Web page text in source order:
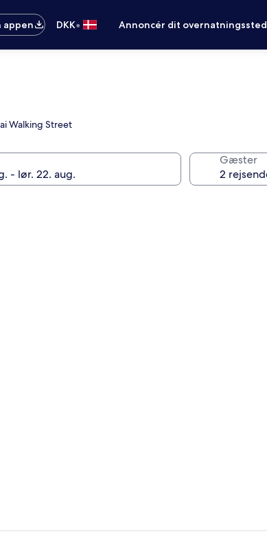
appen
DKK• Annoncér dit overnatningssted
Walking Street
Gæster